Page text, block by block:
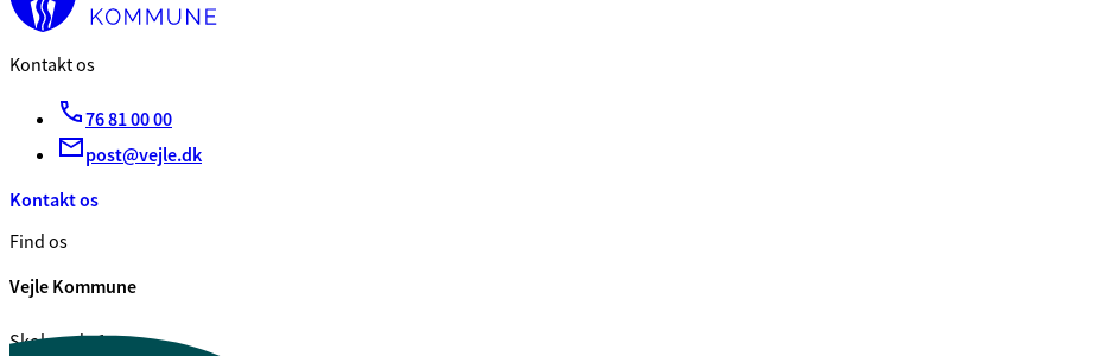
Kontakt os
76 81 00 00
post@vejle.dk
Kontakt os
Find os
Vejle Kommune
Skolegade 1